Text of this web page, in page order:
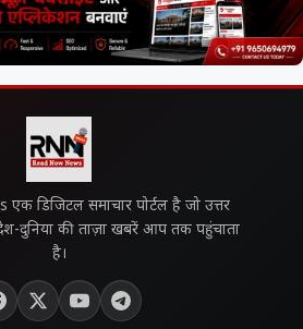
डिजिटल समाचार पोर्टल है जो उत्तर
दुनिया की ताज़ा खबरें आप तक पहुंचाता
है।